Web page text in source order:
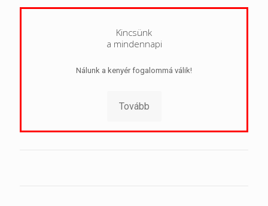
Kincsünk
a mindennapi
Nálunk a kenyér fogalommá válik!
Tovább